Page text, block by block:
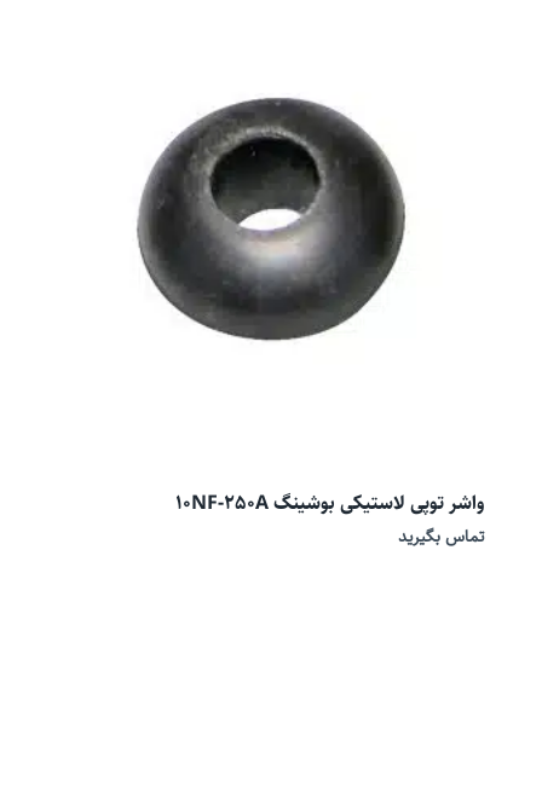
واشر توپی لاستیکی بوشینگ 10NF-250A
تماس بگیرید